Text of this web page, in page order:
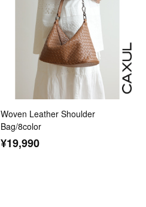
Woven Leather Shoulder
Bag/8color
¥19,990